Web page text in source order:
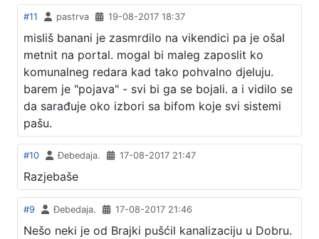
#11 pastrva 19-08-2017 18:37
misliš banani je zasmrdilo na vikendici pa je ošal
metnit na portal. mogal bi maleg zaposlit ko
komunalneg redara kad tako pohvalno djeluju.
barem je "pojava" - svi bi ga se bojali. a i vidilo se
da sarađuje oko izbori sa bifom koje svi sistemi
pašu.
#10 Đebedaja. 17-08-2017 21:47
Razjebaše
#9 Đebedaja. 17-08-2017 21:46
Nešo neki je od Brajki pušćil kanalizaciju u Dobru.